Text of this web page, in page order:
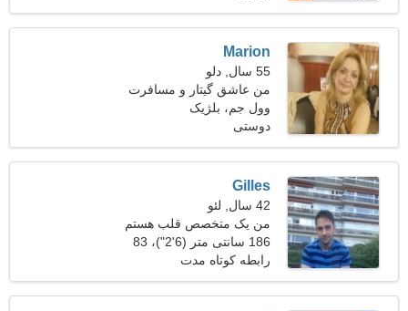
Marion
55 سال, دلو
من عاشق گیتار و مسافرت
هستم
وول جم، بلژیک
دوستی
Gilles
42 سال, لئو
من یک متخصص قلب هستم
و به دنبال یک زن اغوا کننده
هستم
186 سانتی متر (6'2")، 83
کیلوگرم (182 پوند)
رابطه کوتاه مدت